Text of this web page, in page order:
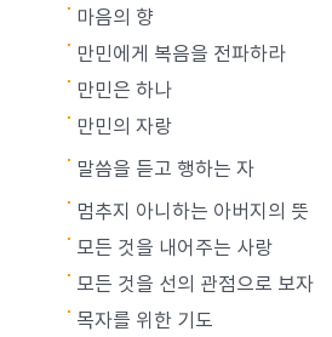
마음의 향
만민에게 복음을 전파하라
만민은 하나
만민의 자랑
말씀을 듣고 행하는 자
멈추지 아니하는 아버지의 뜻
모든 것을 내어주는 사랑
모든 것을 선의 관점으로 보자
목자를 위한 기도